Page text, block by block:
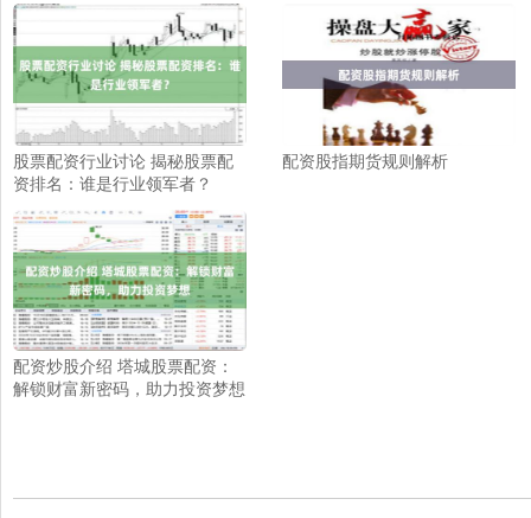
股票配资行业讨论 揭秘股票配
资排名：谁是行业领军者？
配资股指期货规则解析
配资炒股介绍 塔城股票配资：
解锁财富新密码，助力投资梦想